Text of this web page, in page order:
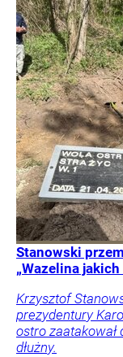
Stanowski
„Wazelina jakich
Krzysztof
prezydentury
ostro zaatakował
dłużny.